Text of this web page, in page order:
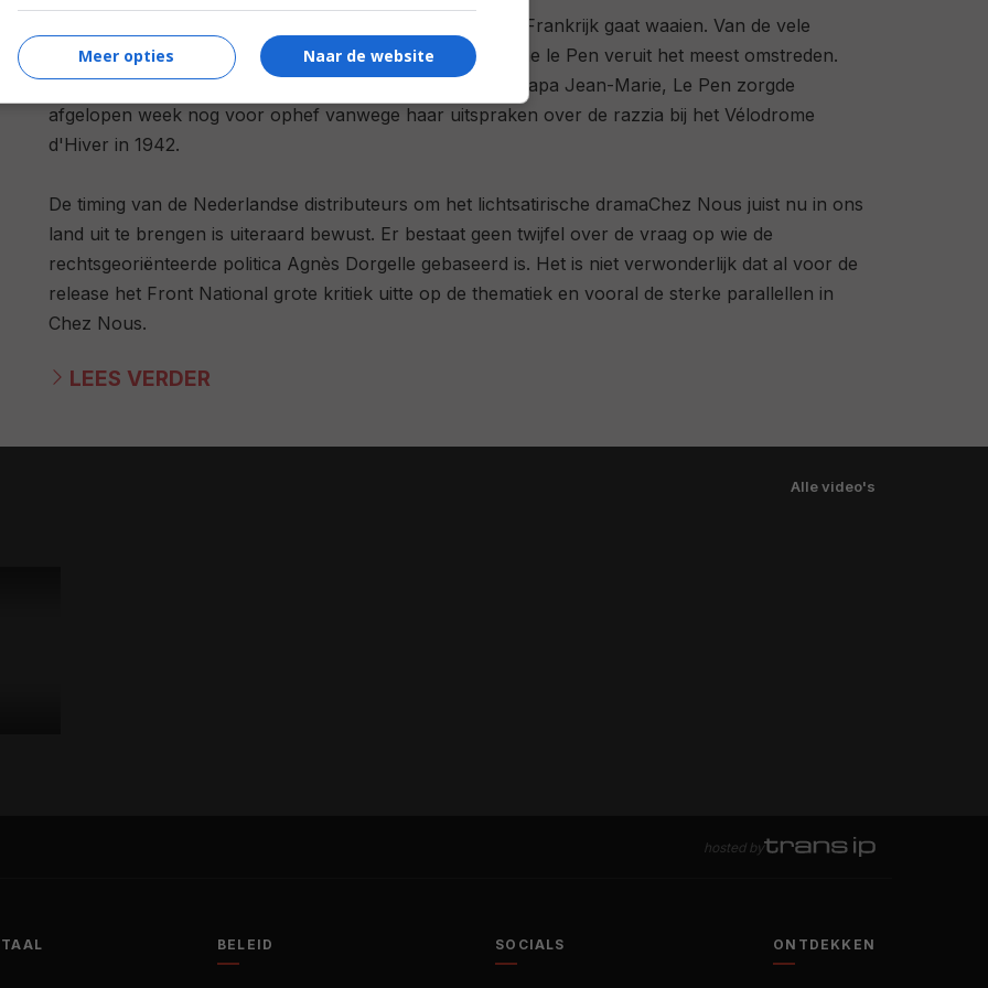
Deze week wordt duidelijk welke (politieke) wind er door Frankrijk gaat waaien. Van de vele
presidentskandidaten die vechten om het Élyssée is Marine le Pen veruit het meest omstreden.
Ook al heeft ze zich gedistantieerd van haar nog fellere papa Jean-Marie, Le Pen zorgde
afgelopen week nog voor ophef vanwege haar uitspraken over de razzia bij het Vélodrome
d'Hiver in 1942.
De timing van de Nederlandse distributeurs om het lichtsatirische dramaChez Nous juist nu in ons
land uit te brengen is uiteraard bewust. Er bestaat geen twijfel over de vraag op wie de
rechtsgeoriënteerde politica Agnès Dorgelle gebaseerd is. Het is niet verwonderlijk dat al voor de
release het Front National grote kritiek uitte op de thematiek en vooral de sterke parallellen in
Chez Nous.
LEES VERDER
Alle video's
hosted by
BELEID SOCIALS ONTDEKKEN
Naar de website
Meer opties